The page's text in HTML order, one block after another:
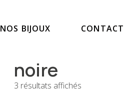
NOS BIJOUX CONTACT
noire
3 résultats affichés